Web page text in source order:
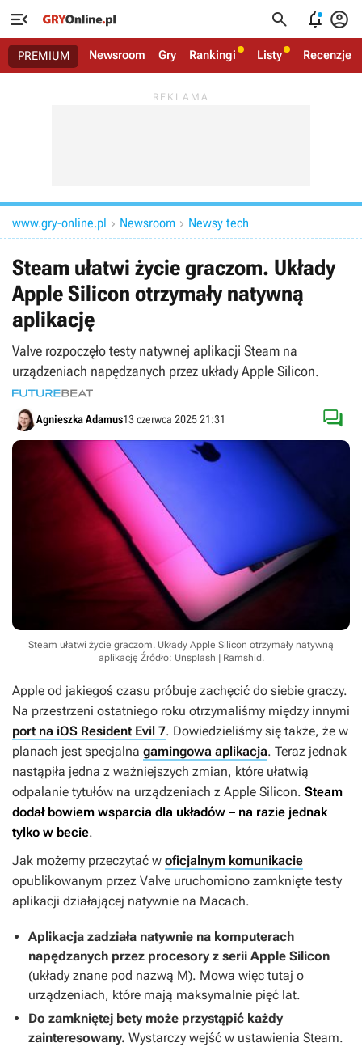
   
PREMIUM Newsroom Gry Rankingi Listy Recenzje
www.gry-online.pl  Newsroom  Newsy tech
Steam ułatwi życie graczom. Układy
Apple Silicon otrzymały natywną
aplikację
Valve rozpoczęło testy natywnej aplikacji Steam na
urządzeniach napędzanych przez układy Apple Silicon.
Agnieszka Adamus13 czerwca 2025 21:31 
Steam ułatwi życie graczom. Układy Apple Silicon otrzymały natywną
aplikację Źródło: Unsplash | Ramshid .
Apple od jakiegoś czasu próbuje zachęcić do siebie graczy.
Na przestrzeni ostatniego roku otrzymaliśmy między innymi
port na iOS Resident Evil 7. Dowiedzieliśmy się także, że w
planach jest specjalna gamingowa aplikacja. Teraz jednak
nastąpiła jedna z ważniejszych zmian, które ułatwią
odpalanie tytułów na urządzeniach z Apple Silicon. Steam
dodał bowiem wsparcia dla układów – na razie jednak
tylko w becie.
Jak możemy przeczytać w oficjalnym komunikacie
opublikowanym przez Valve uruchomiono zamknięte testy
aplikacji działającej natywnie na Macach.
Aplikacja zadziała natywnie na komputerach
napędzanych przez procesory z serii Apple Silicon
(układy znane pod nazwą M). Mowa więc tutaj o
urządzeniach, które mają maksymalnie pięć lat.
Do zamkniętej bety może przystąpić każdy
zainteresowany. Wystarczy wejść w ustawienia Steam.